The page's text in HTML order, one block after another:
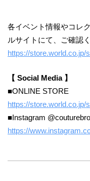
各イベント情報やコレ
ルサイトにて、ご確認
https://store.world.co.jp/
【 Social Media 】
■ONLINE STORE
https://store.world.co.jp/
■Instagram
https://